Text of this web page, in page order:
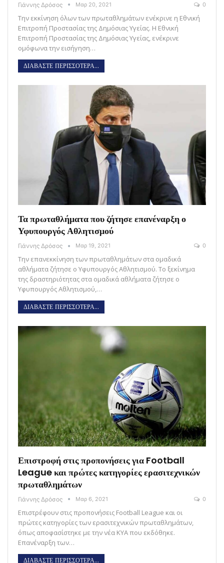
Γιάννης Δρόσος Μαρ 20, 2021 0
Την εκκίνηση όλων των πρωταθλημάτων ενέκρινε η Εθνική
Επιτροπή Προστασίας της Δημόσιας Υγείας. Η Εθνική
Επιτροπή Προστασίας της Δημόσιας Υγείας, ενέκρινε
ομόφωνα την εισήγηση…
ΔΙΑΒΑΣΤΕ ΠΕΡΙΣΣΟΤΕΡΑ...
Τα πρωταθλήματα που ζήτησε επανέναρξη ο
Υφυπουργός Αθλητισμού
Γιάννης Δρόσος Μαρ 19, 2021 0
Την επανεκκίνηση των πρωταθλημάτων στα ομαδικά
αθλήματα ζήτησε ο Υφυπουργός Αθλητισμού. Το ξεκίνημα
της δραστηριότητας στα ομαδικά αθλήματα ζήτησε ο
Υφυπουργός Αθλητισμού,…
ΔΙΑΒΑΣΤΕ ΠΕΡΙΣΣΟΤΕΡΑ...
Επιστροφή στις προπονήσεις για Football
League και πρώτες κατηγορίες ερασιτεχνικών
πρωταθλημάτων
Γιάννης Δρόσος Μαρ 6, 2021 0
Επιστρέφουν στις προπονήσεις Football League και οι
πρώτες κατηγορίες των ερασιτεχνικών πρωταθλημάτων,
όπως αποφασίστηκε με την νέα ΚΥΑ που εκδόθηκε.
Επανέναρξη των…
ΔΙΑΒΑΣΤΕ ΠΕΡΙΣΣΟΤΕΡΑ...